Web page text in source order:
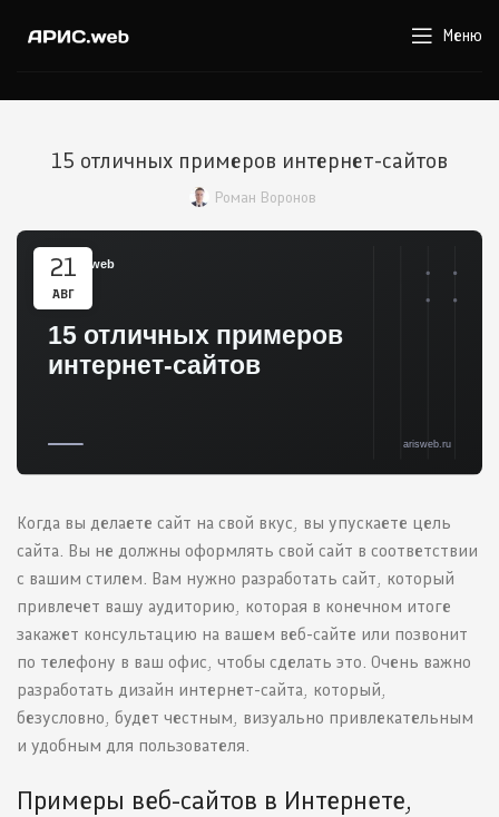
Меню
15 отличных примеров интернет-сайтов
Роман Воронов
21
АВГ
Когда вы делаете сайт на свой вкус, вы упускаете цель
сайта. Вы не должны оформлять свой сайт в соответствии
с вашим стилем. Вам нужно разработать сайт, который
привлечет вашу аудиторию, которая в конечном итоге
закажет консультацию на вашем веб-сайте или позвонит
по телефону в ваш офис, чтобы сделать это. Очень важно
разработать дизайн интернет-сайта, который,
безусловно, будет честным, визуально привлекательным
и удобным для пользователя.
Примеры веб-сайтов в Интернете,